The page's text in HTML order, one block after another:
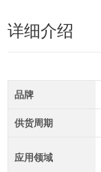
详细介绍
品牌
供货周期
应用领域